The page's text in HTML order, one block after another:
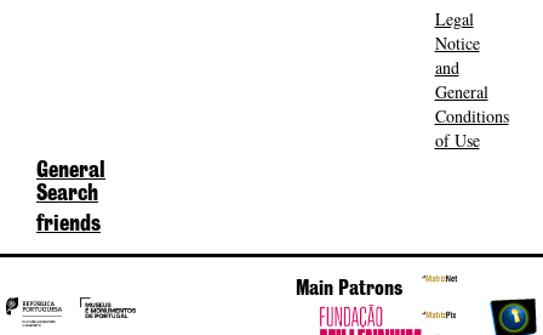
Legal
Notice
and
General
Conditions
of Use
General
Search
friends
Main Patrons